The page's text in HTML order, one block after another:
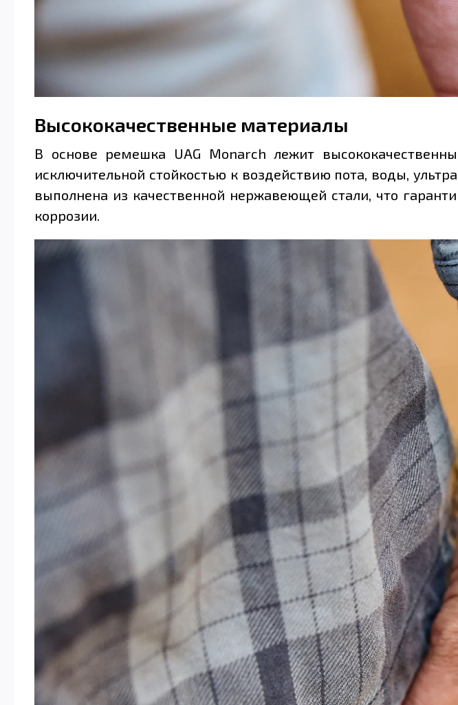
Высококачественные материалы
В основе ремешка UAG Monarch лежит
исключительной стойкостью к воздействию пота, воды,
выполнена из качественной нержавеющей стали, что
коррозии.